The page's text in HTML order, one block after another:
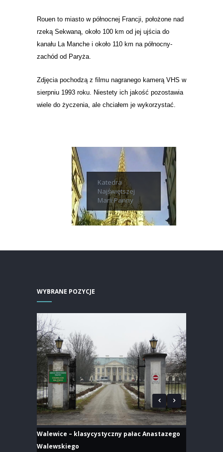
Rouen to miasto w północnej Francji, położone nad
rzeką Sekwaną, około 100 km od jej ujścia do
kanału La Manche i około 110 km na północny-
zachód od Paryża.
Zdjęcia pochodzą z filmu nagranego kamerą VHS w
sierpniu 1993 roku. Niestety ich jakość pozostawia
wiele do życzenia, ale chciałem je wykorzystać.
Katedra
Najświętszej
Marii Panny
WYBRANE POZYCJE
Walewice – klasycystyczny pałac Anastazego
Walewskiego